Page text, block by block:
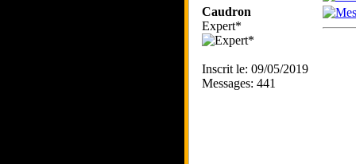
Caudron
Expert*
Inscrit le: 09/05/2019
Messages: 441